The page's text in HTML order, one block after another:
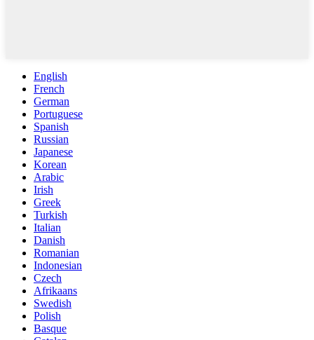
English
French
German
Portuguese
Spanish
Russian
Japanese
Korean
Arabic
Irish
Greek
Turkish
Italian
Danish
Romanian
Indonesian
Czech
Afrikaans
Swedish
Polish
Basque